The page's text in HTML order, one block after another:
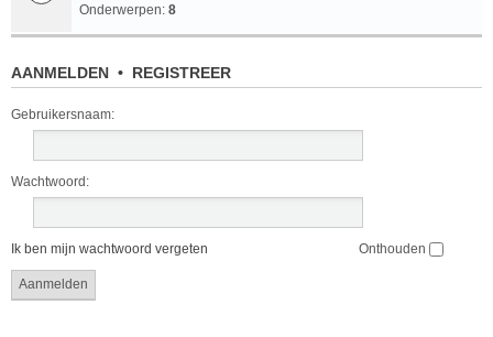
Onderwerpen: 8
AANMELDEN • REGISTREER
Gebruikersnaam:
Wachtwoord:
Ik ben mijn wachtwoord vergeten Onthouden